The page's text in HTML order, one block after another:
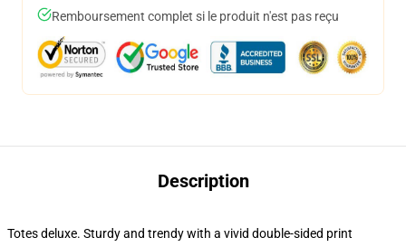
Remboursement complet si le produit n'est pas reçu
Description
Totes deluxe. Sturdy and trendy with a vivid double-sided print